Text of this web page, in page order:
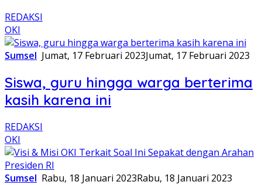
REDAKSI
OKI
Sumsel Jumat, 17 Februari 2023Jumat, 17 Februari 2023
Siswa, guru hingga warga berterima
kasih karena ini
REDAKSI
OKI
Sumsel Rabu, 18 Januari 2023Rabu, 18 Januari 2023